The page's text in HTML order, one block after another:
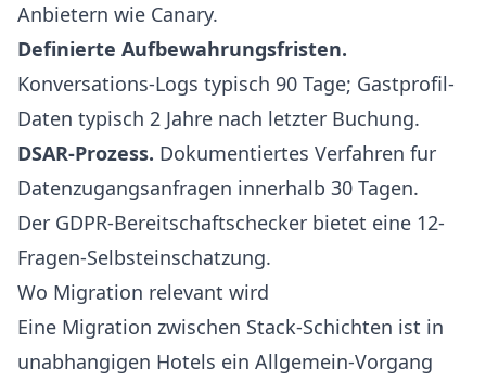
Anbietern wie Canary.
Definierte Aufbewahrungsfristen.
Konversations-Logs typisch 90 Tage; Gastprofil-
Daten typisch 2 Jahre nach letzter Buchung.
DSAR-Prozess. Dokumentiertes Verfahren fur
Datenzugangsanfragen innerhalb 30 Tagen.
Der GDPR-Bereitschaftschecker bietet eine 12-
Fragen-Selbsteinschatzung.
Wo Migration relevant wird
Eine Migration zwischen Stack-Schichten ist in
unabhangigen Hotels ein Allgemein-Vorgang